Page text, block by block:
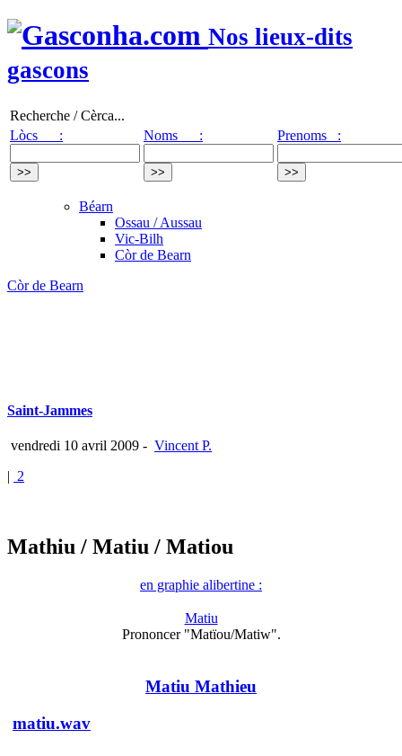
Nos lieux-dits
gascons
Recherche / Cèrca...
Lòcs :
Noms : Prenoms :
Béarn
Ossau / Aussau
Vic-Bilh
Còr de Bearn
Còr de Bearn
Saint-Jammes
vendredi 10 avril 2009 - Vincent P.
| 2
Mathiu / Matiu / Matiou
en graphie alibertine :
Matiu
Prononcer "Matïou/Matiw".
Matiu Mathieu
matiu.wav